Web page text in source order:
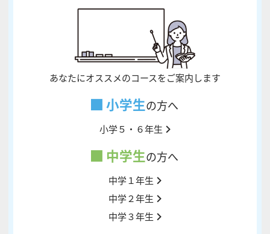
あなたにオススメのコースをご案内します
小学生の方へ
小学５・６年生
中学生の方へ
中学１年生
中学２年生
中学３年生